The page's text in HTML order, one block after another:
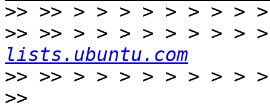
>>
>> >> > > > > > > > >
lists.ubuntu.com
>>
>>